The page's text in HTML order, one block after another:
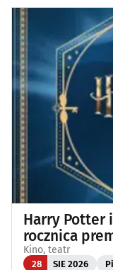
Harry Potter
rocznica
Kino, teatr
28 SIE 2026